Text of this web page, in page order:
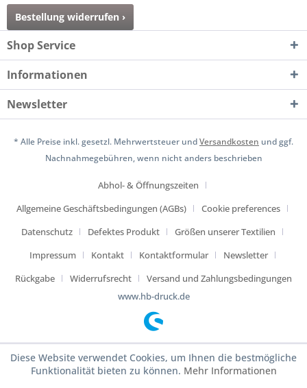
Bestellung widerrufen ›
Shop Service
Informationen
Newsletter
* Alle Preise inkl. gesetzl. Mehrwertsteuer undVersandkosten und ggf.
Nachnahmegebühren, wenn nicht anders beschrieben
Abhol- & Öffnungszeiten
Allgemeine Geschäftsbedingungen (AGBs)
Cookie preferences
Datenschutz
Defektes Produkt
Größen unserer Textilien
Impressum
Kontakt Kontaktformular
Newsletter
Rückgabe
Widerrufsrecht
Versand und Zahlungsbedingungen
www.hb-druck.de
Diese Website verwendet Cookies, um Ihnen die bestmögliche
Funktionalität bieten zu können. Mehr Informationen